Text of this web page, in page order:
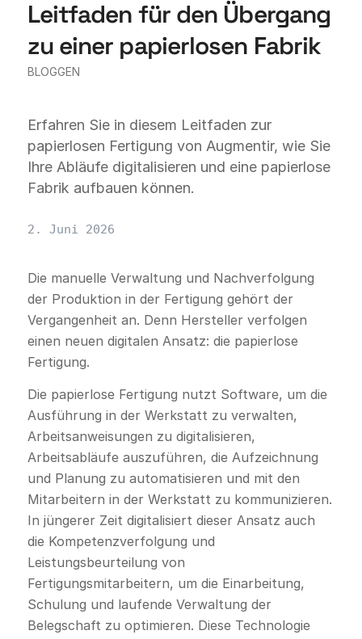
Leitfaden für den Übergang
zu einer papierlosen Fabrik
BLOGGEN
Erfahren Sie in diesem Leitfaden zur
papierlosen Fertigung von Augmentir, wie Sie
Ihre Abläufe digitalisieren und eine papierlose
Fabrik aufbauen können.
2. Juni 2026
Die manuelle Verwaltung und Nachverfolgung
der Produktion in der Fertigung gehört der
Vergangenheit an. Denn Hersteller verfolgen
einen neuen digitalen Ansatz: die papierlose
Fertigung.
Die papierlose Fertigung nutzt Software, um die
Ausführung in der Werkstatt zu verwalten,
Arbeitsanweisungen zu digitalisieren,
Arbeitsabläufe auszuführen, die Aufzeichnung
und Planung zu automatisieren und mit den
Mitarbeitern in der Werkstatt zu kommunizieren.
In jüngerer Zeit digitalisiert dieser Ansatz auch
die Kompetenzverfolgung und
Leistungsbeurteilung von
Fertigungsmitarbeitern, um die Einarbeitung,
Schulung und laufende Verwaltung der
Belegschaft zu optimieren. Diese Technologie